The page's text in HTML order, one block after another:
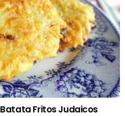
Fritos Judaicos